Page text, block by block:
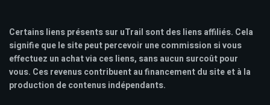
Certains liens présents sur uTrail sont des liens affiliés. Cela
signifie que le site peut percevoir une commission si vous
effectuez un achat via ces liens, sans aucun surcoût pour
vous. Ces revenus contribuent au financement du site et à la
production de contenus indépendants.